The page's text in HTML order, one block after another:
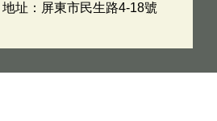
址：屏東市民生路4-18號